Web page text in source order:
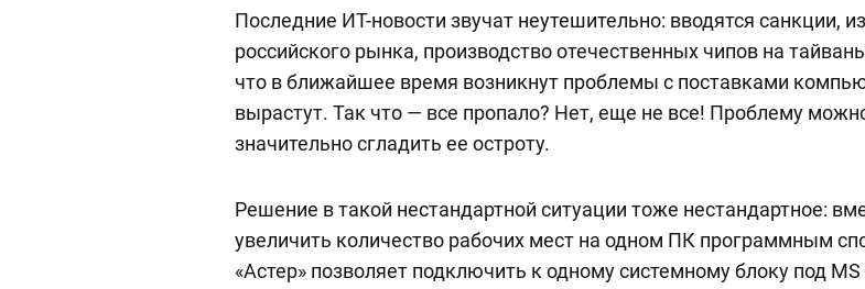
Последние ИТ-новости звучат неутешительно: вводятся санкции,
российского рынка, производство отечественных чипов на
что в ближайшее время возникнут проблемы с поставками
вырастут. Так что — все пропало? Нет, еще не все! Проблему
значительно сгладить ее остроту.
Решение в такой нестандартной ситуации тоже нестандартное:
увеличить количество рабочих мест на одном ПК программным
«Астер» позволяет подключить к одному системному блоку под